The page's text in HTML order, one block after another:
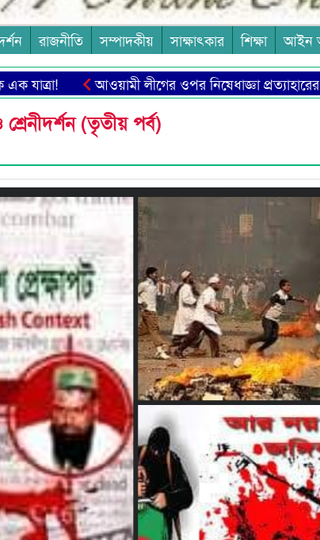
রাজনীতি সম্পাদকীয় সাক্ষাৎকার শিক্ষা আইন
আওয়ামী লীগের ওপর নিষেধাজ্ঞা প্রত্যাহারের দাবি
(তৃতীয় পর্ব)